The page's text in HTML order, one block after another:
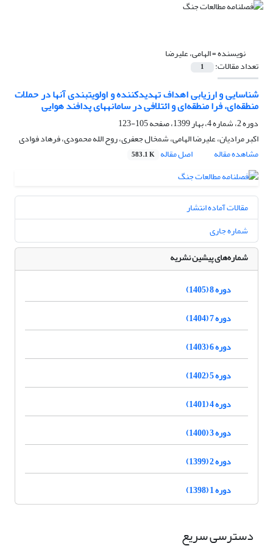
نویسنده =الهامی، علیرضا
تعداد مقالات: 1
شناسایی و ارزیابی اهداف تهدیدکننده و اولویت‏بندی آن‏ها در حملات
منطقه‌ای، فرا منطقه‌ای و ائتلافی در سامانه‏های پدافند هوایی
دوره 2، شماره 4، بهار 1399، صفحه
105-123
اکبر مرادیان، علیرضا الهامی، شمخال جعفری، روح الله محمودی، فرهاد فوادی
مشاهده مقاله
اصل مقاله 583.1 K
مقالات آماده انتشار
شماره جاری
شماره‌های پیشین نشریه
دوره 8 (1405)
دوره 7 (1404)
دوره 6 (1403)
دوره 5 (1402)
دوره 4 (1401)
دوره 3 (1400)
دوره 2 (1399)
دوره 1 (1398)
دسترسی سریع